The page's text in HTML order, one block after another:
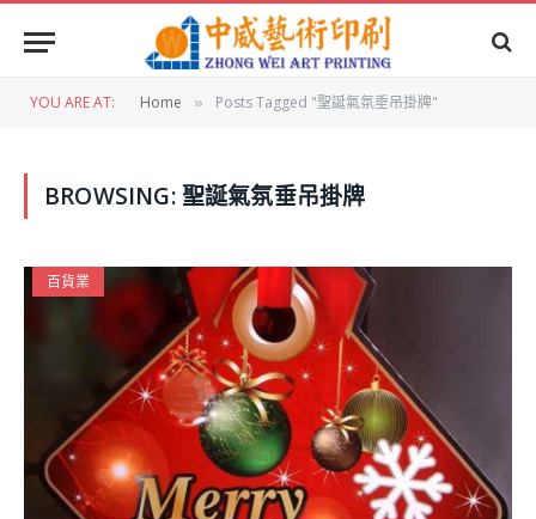
YOU ARE AT: Home » Posts Tagged "聖誕氣氛垂吊掛牌"
BROWSING:聖誕氣氛垂吊掛牌
百貨業